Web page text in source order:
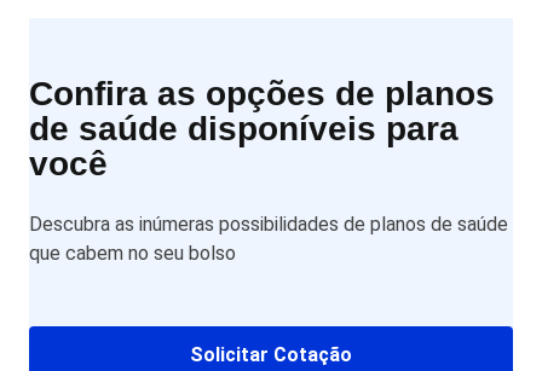
Confira as opções de planos
de saúde disponíveis para
você
Descubra as inúmeras possibilidades de planos de saúde
que cabem no seu bolso
Solicitar Cotação